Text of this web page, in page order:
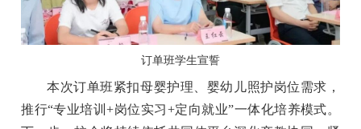
订单班学生宣誓
本次订单班紧扣母婴护理、婴幼儿照护岗位需求，
推行“专业培训+岗位实习+定向就业”一体化培养模式。